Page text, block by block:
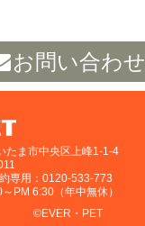
お問い合わせ
たま市中央区上峰1-1-4
専用：0120-533-773
PM 6:30（年中無休）
©EVER・PET